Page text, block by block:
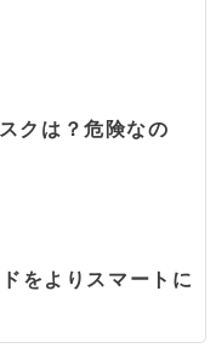
クは？危険なの
をよりスマートに